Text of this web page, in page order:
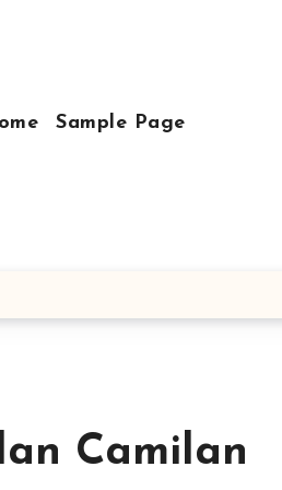
Sample Page
Camilan